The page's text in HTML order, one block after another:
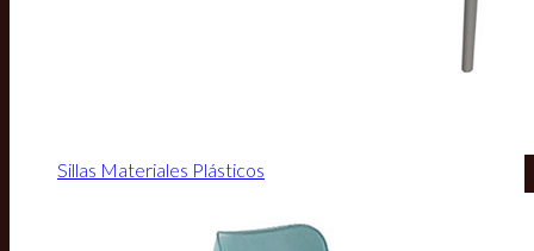
Sillas Materiales Plásticos